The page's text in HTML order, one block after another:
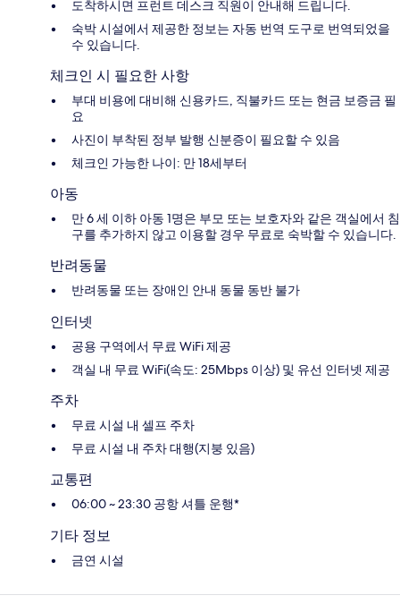
도착하시면 프런트 데스크 직원이 안내해 드립니다.
숙박 시설에서 제공한 정보는 자동 번역 도구로 번역되었을
수 있습니다.
체크인 시 필요한 사항
부대 비용에 대비해 신용카드, 직불카드 또는 현금 보증금 필
요
사진이 부착된 정부 발행 신분증이 필요할 수 있음
체크인 가능한 나이: 만 18세부터
아동
만 6 세 이하 아동 1명은 부모 또는 보호자와 같은 객실에서 침
구를 추가하지 않고 이용할 경우 무료로 숙박할 수 있습니다.
반려동물
반려동물 또는 장애인 안내 동물 동반 불가
인터넷
공용 구역에서 무료 WiFi 제공
객실 내 무료 WiFi(속도: 25Mbps 이상) 및 유선 인터넷 제공
주차
무료 시설 내 셀프 주차
무료 시설 내 주차 대행(지붕 있음)
교통편
06:00 ~ 23:30 공항 셔틀 운행*
기타 정보
금연 시설